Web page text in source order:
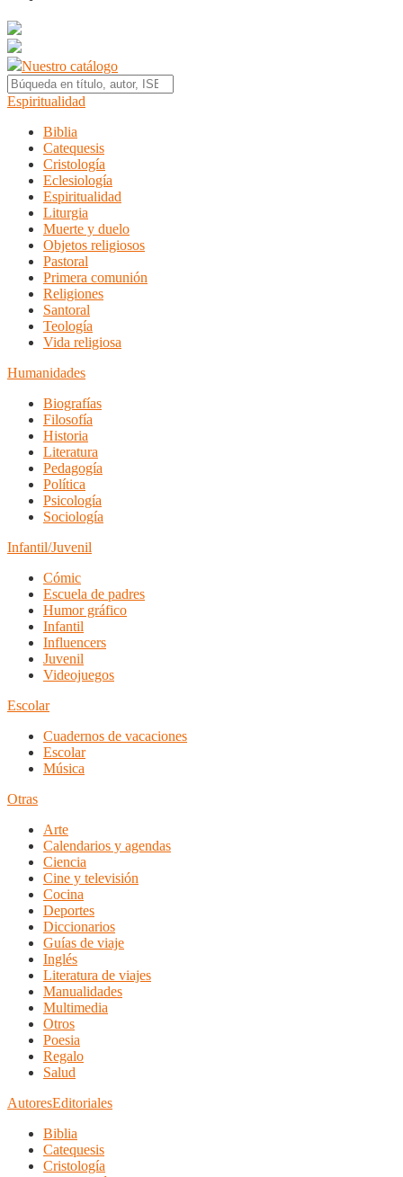
Nuestro catálogo
Espiritualidad
Biblia
Catequesis
Cristología
Eclesiología
Espiritualidad
Liturgia
Muerte y duelo
Objetos religiosos
Pastoral
Primera comunión
Religiones
Santoral
Teología
Vida religiosa
Humanidades
Biografías
Filosofía
Historia
Literatura
Pedagogía
Política
Psicología
Sociología
Infantil/Juvenil
Cómic
Escuela de padres
Humor gráfico
Infantil
Influencers
Juvenil
Videojuegos
Escolar
Cuadernos de vacaciones
Escolar
Música
Otras
Arte
Calendarios y agendas
Ciencia
Cine y televisión
Cocina
Deportes
Diccionarios
Guías de viaje
Inglés
Literatura de viajes
Manualidades
Multimedia
Otros
Poesia
Regalo
Salud
AutoresEditoriales
Biblia
Catequesis
Cristología